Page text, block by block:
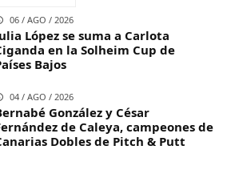
06 / AGO / 2026
López se suma a Carlota
en la Solheim Cup de
Bajos
04 / AGO / 2026
González y César
de Caleya, campeones de
Dobles de Pitch & Putt